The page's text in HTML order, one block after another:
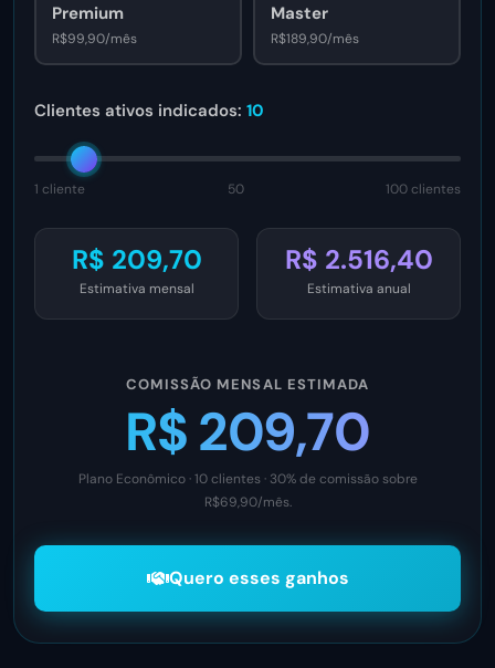
Premium
R$99,90/mês
Master
R$189,90/mês
Clientes ativos indicados: 10
1 cliente 50 100 clientes
R$ 209,70
Estimativa mensal
R$ 2.516,40
Estimativa anual
COMISSÃO MENSAL ESTIMADA
R$ 209,70
Plano Econômico · 10 clientes · 30% de comissão sobre
R$69,90/mês.
Quero esses ganhos